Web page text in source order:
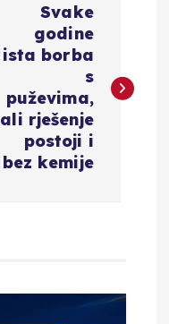
Svake
godine
ista borba
s
puževima,
ali rješenje
postoji i
bez kemije